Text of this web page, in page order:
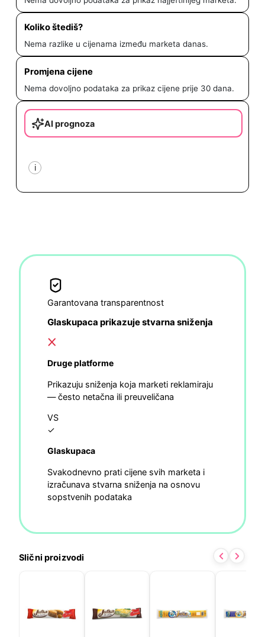
Koliko štediš?
Nema razlike u cijenama između marketa danas.
Promjena cijene
Nema dovoljno podataka za prikaz cijene prije 30 dana.
AI prognoza
i
Garantovana transparentnost
Glaskupaca prikazuje stvarna sniženja
Druge platforme
Prikazuju sniženja koja marketi reklamiraju
— često netačna ili preuveličana
VS
✓
Glaskupaca
Svakodnevno prati cijene svih marketa i
izračunava stvarna sniženja na osnovu
sopstvenih podataka
Slični proizvodi